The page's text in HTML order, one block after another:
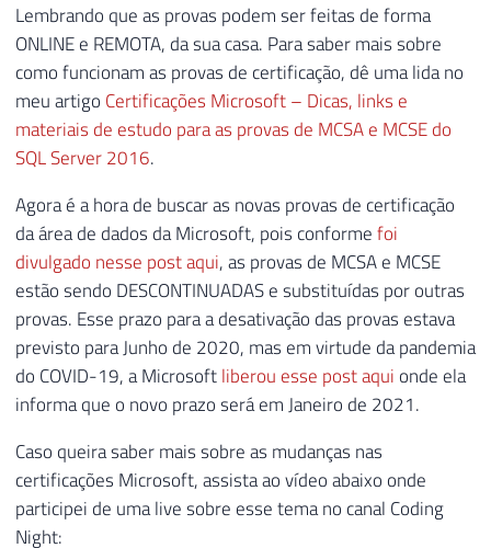
Lembrando que as provas podem ser feitas de forma
ONLINE e REMOTA, da sua casa. Para saber mais sobre
como funcionam as provas de certificação, dê uma lida no
meu artigo Certificações Microsoft – Dicas, links e
materiais de estudo para as provas de MCSA e MCSE do
SQL Server 2016.
Agora é a hora de buscar as novas provas de certificação
da área de dados da Microsoft, pois conformefoi
divulgado nesse post aqui, as provas de MCSA e MCSE
estão sendo DESCONTINUADAS e substituídas por outras
provas. Esse prazo para a desativação das provas estava
previsto para Junho de 2020, mas em virtude da pandemia
do COVID-19, a Microsoftliberou esse post aqui onde ela
informa que o novo prazo será em Janeiro de 2021.
Caso queira saber mais sobre as mudanças nas
certificações Microsoft, assista ao vídeo abaixo onde
participei de uma live sobre esse tema no canal Coding
Night: